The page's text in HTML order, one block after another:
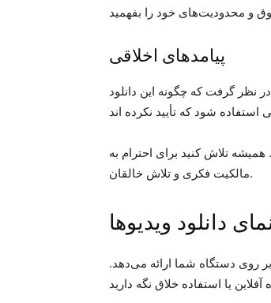
پیامدهای اخلاقی
در نظر گرفت که چگونه این دانلود
تلاش کنید برای احترام به
مالکیت فکری و تلاش خالقان.
دانلود ویدیوها
روی دستگاه شما ارائه می‌دهد.